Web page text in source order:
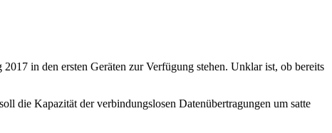
in den ersten Geräten zur Verfügung stehen. Unklar ist, ob bereits
die Kapazität der verbindungslosen Datenübertragungen um satte